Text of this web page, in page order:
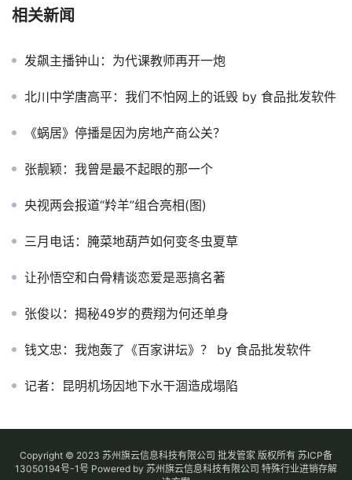
相关新闻
发飙主播钟山：为代课教师再开一炮
北川中学唐高平：我们不怕网上的诋毁 by 食品批发软件
《蜗居》停播是因为房地产商公关？
张靓颖：我曾是最不起眼的那一个
央视两会报道“羚羊”组合亮相(图)
三月电话：腌菜地葫芦如何变冬虫夏草
让孙悟空和白骨精谈恋爱是恶搞名著
张俊以：揭秘49岁的费翔为何还单身
钱文忠：我炮轰了《百家讲坛》？ by 食品批发软件
记者：昆明机场因地下水干涸造成塌陷
Copyright © 2023 苏州旗云信息科技有限公司 批发管家 版权所有 苏ICP备
13050194号-1号 Powered by 苏州旗云信息科技有限公司 特殊行业进销存解